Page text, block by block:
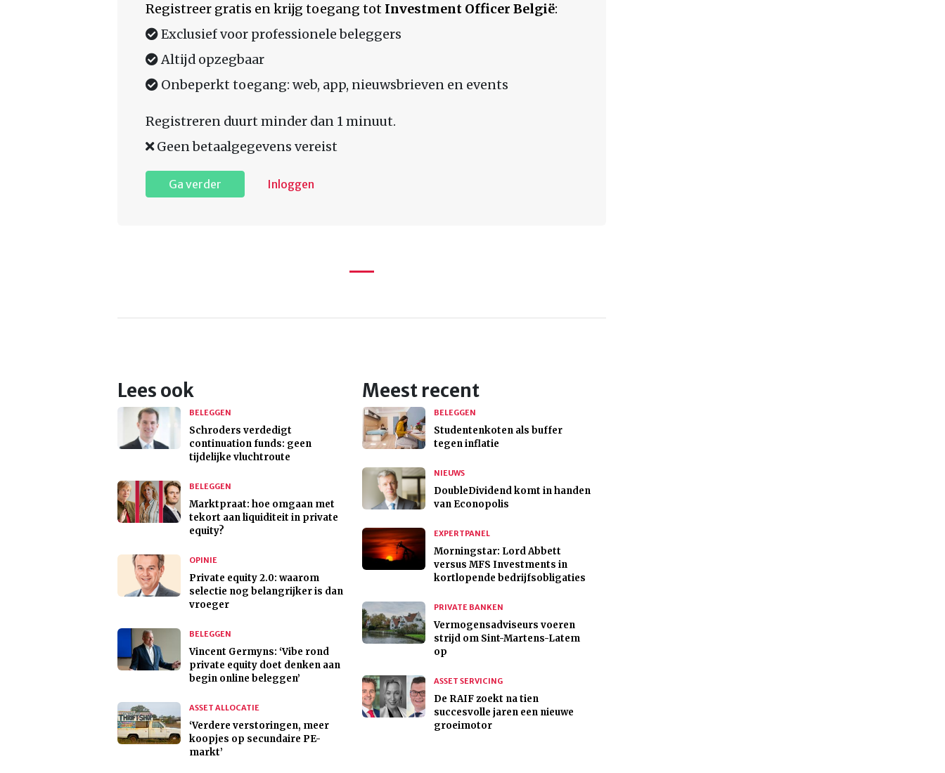
Registreer gratis en krijg toegang tot Investment Officer België:
Exclusief voor professionele beleggers
Altijd opzegbaar
Onbeperkt toegang: web, app, nieuwsbrieven en events
Registreren duurt minder dan 1 minuut.
Geen betaalgegevens vereist
Ga verder Inloggen
Lees ook
BELEGGEN
Schroders verdedigt
continuation funds: geen
tijdelijke vluchtroute
BELEGGEN
Marktpraat: hoe omgaan met
tekort aan liquiditeit in private
equity?
OPINIE
Private equity 2.0: waarom
selectie nog belangrijker is dan
vroeger
BELEGGEN
Vincent Germyns: ‘Vibe rond
private equity doet denken aan
begin online beleggen’
ASSET ALLOCATIE
‘Verdere verstoringen, meer
koopjes op secundaire PE-
markt’
Meest recent
BELEGGEN
Studentenkoten als buffer
tegen inflatie
NIEUWS
DoubleDividend komt in handen
van Econopolis
EXPERTPANEL
Morningstar: Lord Abbett
versus MFS Investments in
kortlopende bedrijfsobligaties
PRIVATE BANKEN
Vermogensadviseurs voeren
strijd om Sint-Martens-Latem
op
ASSET SERVICING
De RAIF zoekt na tien
succesvolle jaren een nieuwe
groeimotor